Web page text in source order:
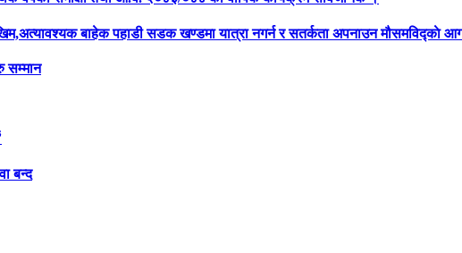
बाहेक पहाडी सडक खण्डमा यात्रा नगर्न र सतर्कता अपनाउन मौसमविद्काे
सम्मान
बन्द